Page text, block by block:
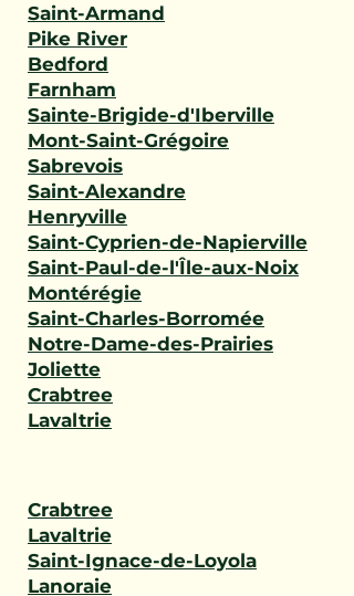
Saint-Armand
Pike River
Bedford
Farnham
Sainte-Brigide-d'Iberville
Mont-Saint-Grégoire
Sabrevois
Saint-Alexandre
Henryville
Saint-Cyprien-de-Napierville
Saint-Paul-de-l'Île-aux-Noix
Montérégie
Saint-Charles-Borromée
Notre-Dame-des-Prairies
Joliette
Crabtree
Lavaltrie
Crabtree
Lavaltrie
Saint-Ignace-de-Loyola
Lanoraie